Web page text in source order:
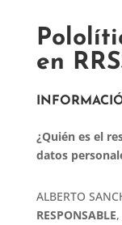
en
¿Quién es el
datos
ALBERTO
RESPONSABLE